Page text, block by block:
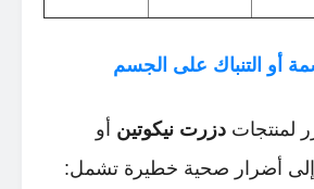
أو التنباك على الجسم
لمنتجات دزرت نيكوتين أو
أضرار صحية خطيرة تشمل: